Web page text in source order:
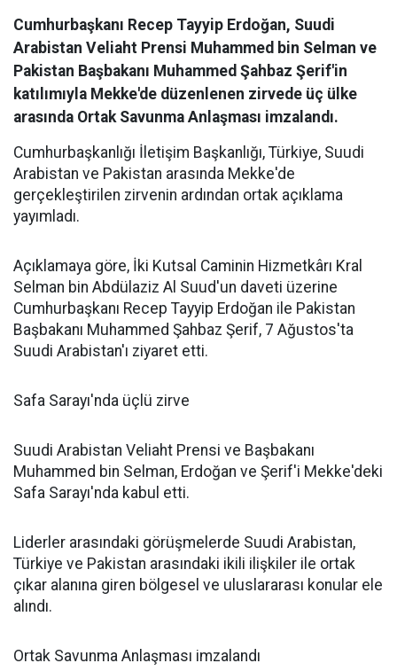
Cumhurbaşkanı Recep Tayyip Erdoğan, Suudi
Arabistan Veliaht Prensi Muhammed bin Selman ve
Pakistan Başbakanı Muhammed Şahbaz Şerif'in
katılımıyla Mekke'de düzenlenen zirvede üç ülke
arasında Ortak Savunma Anlaşması imzalandı.
Cumhurbaşkanlığı İletişim Başkanlığı, Türkiye, Suudi
Arabistan ve Pakistan arasında Mekke'de
gerçekleştirilen zirvenin ardından ortak açıklama
yayımladı.
Açıklamaya göre, İki Kutsal Caminin Hizmetkârı Kral
Selman bin Abdülaziz Al Suud'un daveti üzerine
Cumhurbaşkanı Recep Tayyip Erdoğan ile Pakistan
Başbakanı Muhammed Şahbaz Şerif, 7 Ağustos'ta
Suudi Arabistan'ı ziyaret etti.
Safa Sarayı'nda üçlü zirve
Suudi Arabistan Veliaht Prensi ve Başbakanı
Muhammed bin Selman, Erdoğan ve Şerif'i Mekke'deki
Safa Sarayı'nda kabul etti.
Liderler arasındaki görüşmelerde Suudi Arabistan,
Türkiye ve Pakistan arasındaki ikili ilişkiler ile ortak
çıkar alanına giren bölgesel ve uluslararası konular ele
alındı.
Ortak Savunma Anlaşması imzalandı